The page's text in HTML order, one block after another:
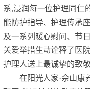
系,浸润每一位护理同仁
能防护指导、护理传承
及一系列暖心慰问、节
关爱举措生动诠释了医
护理人送上最诚挚的致敬
在阳光人家·佘山康